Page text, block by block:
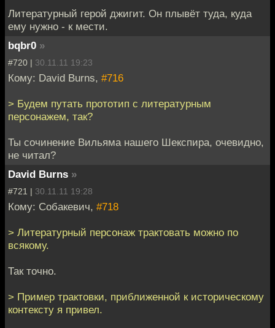
Литературный герой джигит. Он плывёт туда, куда
ему нужно - к мести.
bqbr0 »
#720 | 30.11.11 19:23
Кому: David Burns, #716
> Будем путать прототип с литературным
персонажем, так?
Ты сочинение Вильяма нашего Шекспира, очевидно,
не читал?
David Burns »
#721 | 30.11.11 19:28
Кому: Собакевич, #718
> Литературный персонаж трактовать можно по
всякому.
Так точно.
> Пример трактовки, приближенной к историческому
контексту я привел.